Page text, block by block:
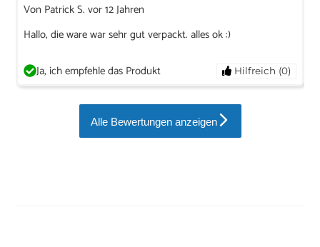
Von Patrick S. vor 12 Jahren
Hallo, die ware war sehr gut verpackt. alles ok :)
Ja, ich empfehle das Produkt Hilfreich (0)
Alle Bewertungen anzeigen